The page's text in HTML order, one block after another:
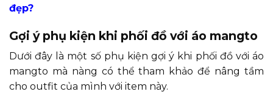
đẹp?
Gợi ý phụ kiện khi phối đồ với áo mangto
Dưới đây là một số phụ kiện gợi ý khi phối đồ với áo
mangto mà nàng có thể tham khảo để nâng tầm
cho outfit của mình với item này.